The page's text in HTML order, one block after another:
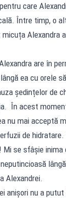
care
Între timp, o
Alexandra
are în
ea cu orele
ședințelor de
În acest
nu mai acceptă
de
Mi se sfâșie inima
Alexandrei.
anișori nu a